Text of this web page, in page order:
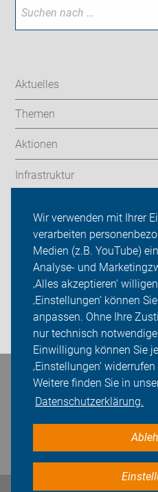
Wir verwenden mit Ihrer
verarbeiten
Medien (z.B. YouTube)
Analyse- und
‚Alles akzeptieren‘
‚Einstellungen‘ können
anpassen. Ohne Ihre
nur technisch
Einwilligung können Sie
‚Einstellungen‘
Weitere finden Sie in
Datenschutzerklärung.
Aktuelles
Themen
Aktionen
Infrastruktur
ADFC Burgwedel
Sei dabei
Presse
Login
Bleiben Sie in Kontakt